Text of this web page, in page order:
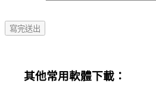
其他常用軟體下載：